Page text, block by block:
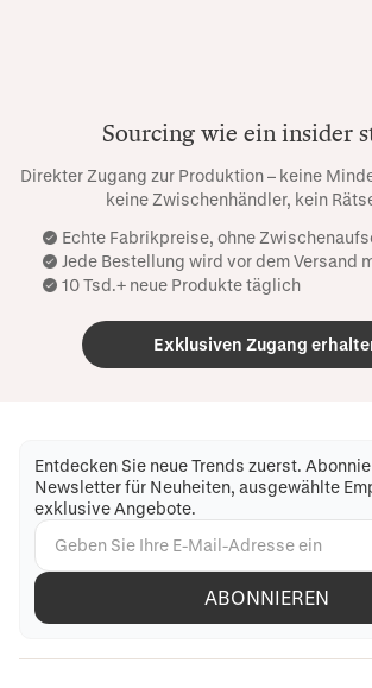
Sourcing wie ein insider
Direkter Zugang zur Produktion – keine
keine Zwischenhändler, kein
Echte Fabrikpreise, ohne
Jede Bestellung wird vor dem Versand
10 Tsd.+ neue Produkte täglich
Exklusiven Zugang
Entdecken Sie neue Trends zuerst.
Newsletter für Neuheiten, ausgewählte
exklusive Angebote.
ABONNIEREN